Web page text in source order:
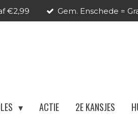
€2,99 Gem. Enschede =
ACTIE 2E KANSJES